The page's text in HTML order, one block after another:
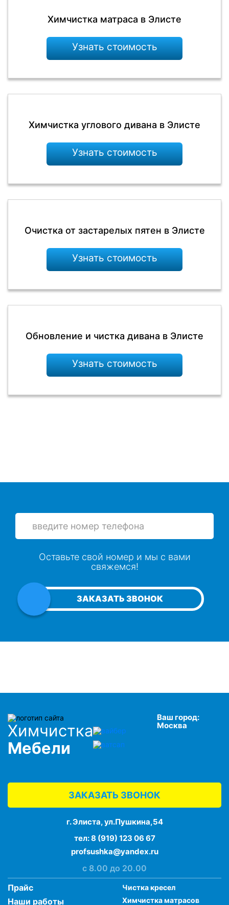
Химчистка матраса в Элисте
Узнать стоимость
Химчистка углового дивана в Элисте
Узнать стоимость
Очистка от застарелых пятен в Элисте
Узнать стоимость
Обновление и чистка дивана в Элисте
Узнать стоимость
ЗАКАЗАТЬ ЗВОНОК
Оставьте свой номер и мы с вами
свяжемся!
Химчистка
Мебели
Ваш город:
Москва
Прайс
Наши работы
Чистка кресел
Химчистка матрасов
ЗАКАЗАТЬ ЗВОНОК
г. Элиста, ул.Пушкина,54
тел:8 (919) 123 06 67
profsushka@yandex.ru
с 8.00 до 20.00